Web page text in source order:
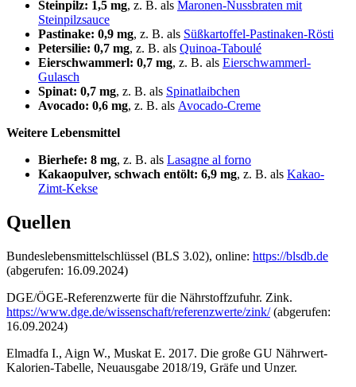
Steinpilz: 1,5 mg, z. B. als Maronen-Nussbraten mit
Steinpilzsauce
Pastinake: 0,9 mg, z. B. als Süßkartoffel-Pastinaken-Rösti
Petersilie: 0,7 mg, z. B. als Quinoa-Taboulé
Eierschwammerl: 0,7 mg, z. B. als Eierschwammerl-
Gulasch
Spinat: 0,7 mg, z. B. als Spinatlaibchen
Avocado: 0,6 mg, z. B. als Avocado-Creme
Weitere Lebensmittel
Bierhefe: 8 mg, z. B. als Lasagne al forno
Kakaopulver, schwach entölt: 6,9 mg, z. B. als Kakao-
Zimt-Kekse
Quellen
Bundeslebensmittelschlüssel (BLS 3.02), online: https://blsdb.de
(abgerufen: 16.09.2024)
DGE/ÖGE-Referenzwerte für die Nährstoffzufuhr. Zink.
https://www.dge.de/wissenschaft/referenzwerte/zink/(abgerufen:
16.09.2024)
Elmadfa I., Aign W., Muskat E. 2017. Die große GU Nährwert-
Kalorien-Tabelle, Neuausgabe 2018/19, Gräfe und Unzer.